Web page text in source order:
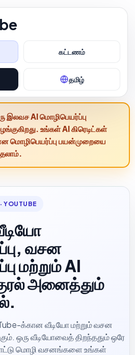
கட்டணம்
தமிழ்
இலவச AI மொழிபெயர்ப்பு
உங்கள் AI கிரெடிட்கள்
மொழிபெயர்ப்பு பயன்முறையை
வசன
மற்றும் AI
அனைத்தும்
க்கான வீடியோ மற்றும் வசன
ஒரு வீடியோவைத் திறந்ததும் ஒரே
மொழி வசனங்களை உங்கள்